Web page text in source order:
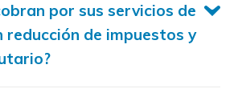
por sus servicios de
reducción de impuestos y